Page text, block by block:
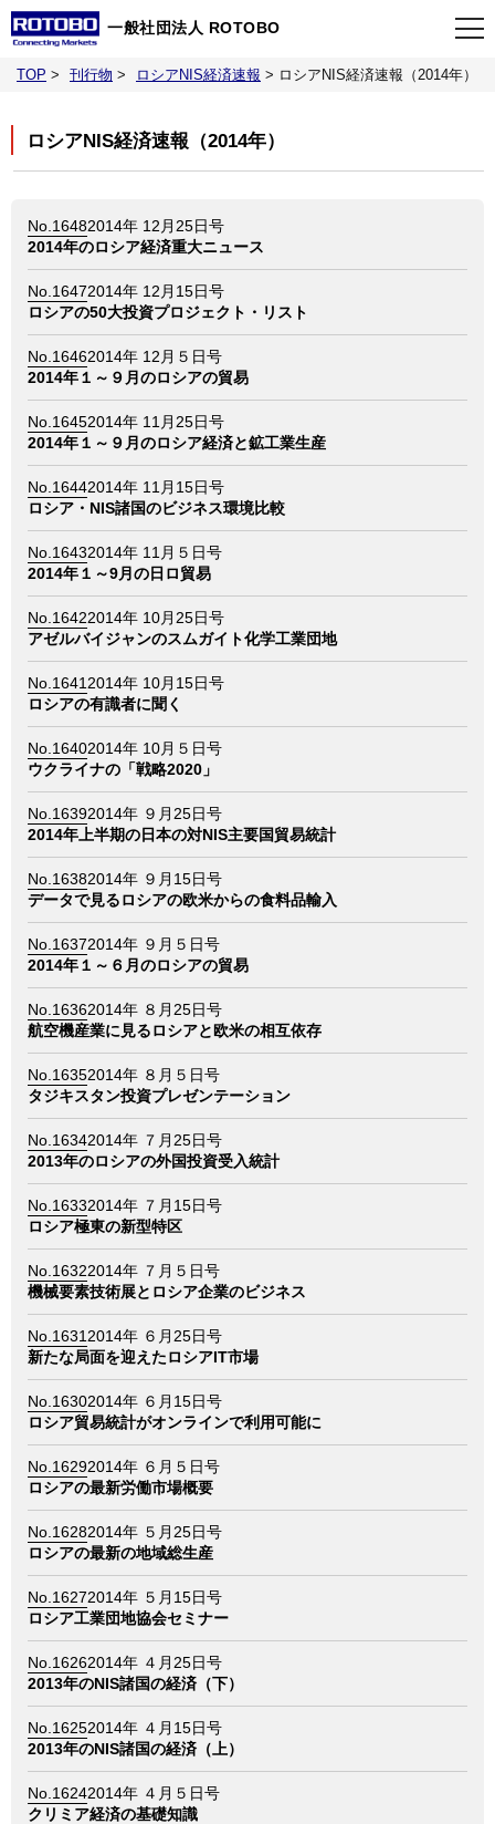
一般社団法人 ROTOBO
当会について
イベント
事業案内
刊行物
情報館
TOP > 刊行物 > ロシアNIS経済速報 > ロシアNIS経済速報（2014年）
ロシアNIS経済速報（2014年）
No.16482014年 12月25日号
2014年のロシア経済重大ニュース
No.16472014年 12月15日号
ロシアの50大投資プロジェクト・リスト
No.16462014年 12月５日号
2014年１～９月のロシアの貿易
No.16452014年 11月25日号
2014年１～９月のロシア経済と鉱工業生産
No.16442014年 11月15日号
ロシア・NIS諸国のビジネス環境比較
No.16432014年 11月５日号
2014年１～9月の日ロ貿易
No.16422014年 10月25日号
アゼルバイジャンのスムガイト化学工業団地
No.1641 2014年 10月15日号
ロシアの有識者に聞く
No.16402014年 10月５日号
ウクライナの「戦略2020」
No.16392014年 ９月25日号
2014年上半期の日本の対NIS主要国貿易統計
No.16382014年 ９月15日号
データで見るロシアの欧米からの食料品輸入
No.16372014年 ９月５日号
2014年１～６月のロシアの貿易
No.16362014年 ８月25日号
航空機産業に見るロシアと欧米の相互依存
No.16352014年 ８月５日号
タジキスタン投資プレゼンテーション
No.16342014年 ７月25日号
2013年のロシアの外国投資受入統計
No.16332014年 ７月15日号
ロシア極東の新型特区
No.16322014年 ７月５日号
機械要素技術展とロシア企業のビジネス
No.1631 2014年 ６月25日号
新たな局面を迎えたロシアIT市場
No.16302014年 ６月15日号
ロシア貿易統計がオンラインで利用可能に
No.16292014年 ６月５日号
ロシアの最新労働市場概要
No.16282014年 ５月25日号
ロシアの最新の地域総生産
No.16272014年 ５月15日号
ロシア工業団地協会セミナー
No.16262014年 ４月25日号
2013年のNIS諸国の経済（下）
No.16252014年 ４月15日号
2013年のNIS諸国の経済（上）
No.16242014年 ４月５日号
クリミア経済の基礎知識